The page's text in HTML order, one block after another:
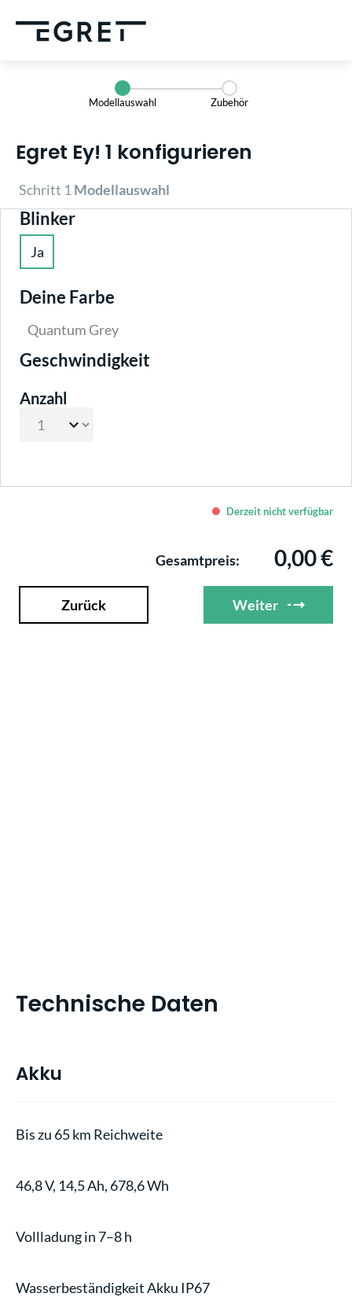
springen
Modellauswahl Zubehör
Egret Ey! 1 konfigurieren
Schritt 1 Modellauswahl
Blinkerauswählen
Ja(Diese Option ist zurzeit nicht verfügbar.)
Deine Farbe
Quantum Grey
Geschwindigkeit
Anzahl
Derzeit nicht verfügbar
Gesamtpreis: 0,00 €
Zurück Weiter
Technische Daten
Akku
Bis zu 65 km Reichweite
46,8 V, 14,5 Ah, 678,6 Wh
Vollladung in 7–8 h
Wasserbeständigkeit Akku IP67